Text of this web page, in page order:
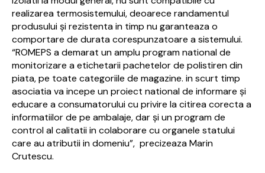
realizarea termosistemului, deoarece randamentul
produsului și rezistenta in timp nu garanteaza o
comportare de durata corespunzatoare a sistemului.
“ROMEPS a demarat un amplu program national de
monitorizare a etichetarii pachetelor de polistiren din
piata, pe toate categoriile de magazine. in scurt timp
asociatia va incepe un proiect national de informare și
educare a consumatorului cu privire la citirea corecta a
informatiilor de pe ambalaje, dar și un program de
control al calitatii in colaborare cu organele statului
care au atributii in domeniu”, precizeaza Marin
Crutescu.